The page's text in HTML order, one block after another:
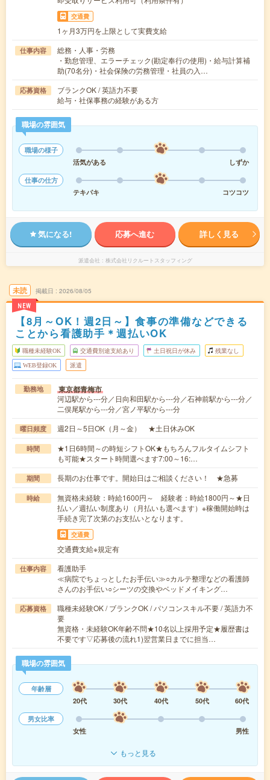
交通費
1ヶ月3万円を上限として実費支給
仕事内容
総務・人事・労務
・勤怠管理、エラーチェック(勘定奉行の使用)・給与計算補
助(70名分)・社会保険の労務管理・社員の入…
応募資格
ブランクOK / 英語力不要
給与・社保事務の経験がある方
職場の雰囲気
職場の様子
活気がある
しずか
仕事の仕方
テキパキ
コツコツ
気になる! 応募へ進む 詳しく見る
派遣会社 株式会社リクルートスタッフィング
未読
NEW
掲載日 2026/08/05
【8月～OK！週2日～】食事の準備などできる
ことから看護助手＊週払いOK
職種未経験OK 交通費別途支給あり 土日祝日が休み 残業なし
WEB登録OK 派遣
勤務地 東京都青梅市
河辺駅から---分／日向和田駅から---分／石神前駅から---分／
二俣尾駅から---分／宮ノ平駅から---分
曜日頻度 週2日～5日OK（月～金） ★土日休みOK
時間
★1日6時間～の時短シフトOK★もちろんフルタイムシフト
も可能★スタート時間選べます7:00～16:…
期間 長期のお仕事です。開始日はご相談ください！ ★急募
時給
無資格未経験：時給1600円～ 経験者：時給1800円～★日
払い／週払い制度あり（月払いも選べます）※稼働開始時は
手続き完了次第のお支払いとなります。
交通費
交通費支給※規定有
仕事内容
看護助手
≪病院でちょっとしたお手伝い≫○カルテ整理などの看護師
さんのお手伝い○シーツの交換やベッドメイキング…
応募資格
職種未経験OK / ブランクOK / パソコンスキル不要 / 英語力不
要
無資格・未経験OK年齢不問★10名以上採用予定★履歴書は
不要です▽応募後の流れ1)翌営業日までに担当…
職場の雰囲気
年齢層
20代
30代 40代 50代
60代
男女比率
女性
男性
もっと見る